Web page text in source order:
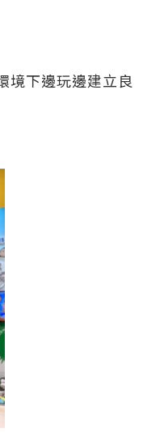
境下邊玩邊建立良